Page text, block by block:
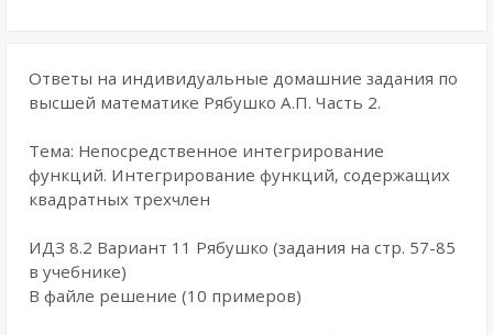
Ответы на индивидуальные домашние задания по
высшей математике Рябушко А.П. Часть 2.
Тема: Непосредственное интегрирование
функций. Интегрирование функций, содержащих
квадратных трехчлен
ИДЗ 8.2 Вариант 11 Рябушко (задания на стр. 57-85
в учебнике)
В файле решение (10 примеров)